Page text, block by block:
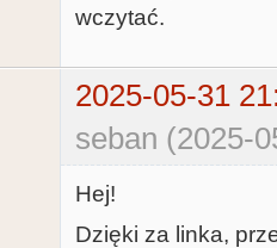
wczytać.
2025-05-31
seban (2025-
Hej!
Dzięki za linka,